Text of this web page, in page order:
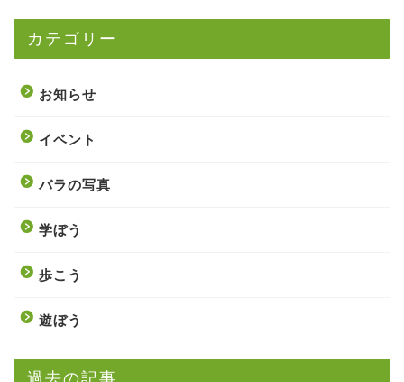
カテゴリー
お知らせ
イベント
バラの写真
学ぼう
歩こう
遊ぼう
過去の記事